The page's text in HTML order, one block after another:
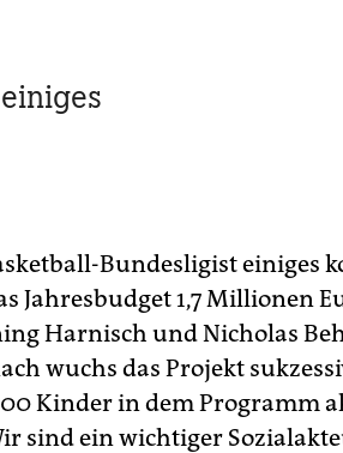
Bundesligist einiges
Jahresbudget 1,7 Millionen
Harnisch und Nicholas
wuchs das Projekt
Kinder in dem Programm
sind ein wichtiger